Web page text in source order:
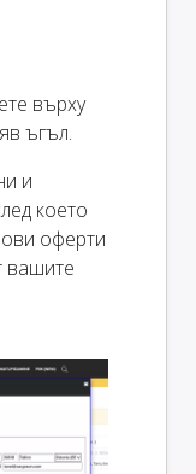
върху
ъгъл.
и
което
оферти
вашите